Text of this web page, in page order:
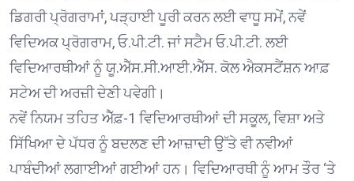
ਡਿਗਰੀ ਪ੍ਰੋਗਰਾਮਾਂ, ਪੜ੍ਹਾਈ ਪੂਰੀ ਕਰਨ ਲਈ ਵਾਧੂ ਸਮੇਂ, ਨਵੇਂ
ਵਿਦਿਅਕ ਪ੍ਰੋਗਰਾਮ, ਓ.ਪੀ.ਟੀ. ਜਾਂ ਸਟੈਮ ਓ.ਪੀ.ਟੀ. ਲਈ
ਵਿਦਿਆਰਥੀਆਂ ਨੂੰ ਯੂ.ਐੱਸ.ਸੀ.ਆਈ.ਐੱਸ. ਕੋਲ ਐਕਸਟੈਂਸ਼ਨ ਆਫ਼
ਸਟੇਅ ਦੀ ਅਰਜ਼ੀ ਦੇਣੀ ਪਵੇਗੀ।
ਨਵੇਂ ਨਿਯਮ ਤਹਿਤ ਐੱਫ਼-1 ਵਿਦਿਆਰਥੀਆਂ ਦੀ ਸਕੂਲ, ਵਿਸ਼ਾ ਅਤੇ
ਸਿੱਖਿਆ ਦੇ ਪੱਧਰ ਨੂੰ ਬਦਲਣ ਦੀ ਆਜ਼ਾਦੀ ਉੱਤੇ ਵੀ ਨਵੀਆਂ
ਪਾਬੰਦੀਆਂ ਲਗਾਈਆਂ ਗਈਆਂ ਹਨ। ਵਿਦਿਆਰਥੀ ਨੂੰ ਆਮ ਤੌਰ ‘ਤੇ